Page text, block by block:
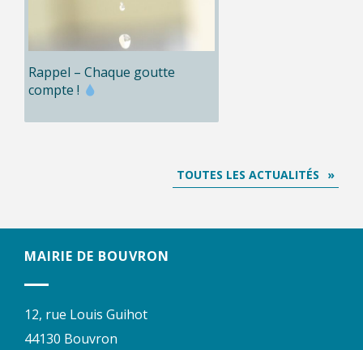
Rappel – Chaque goutte
compte !
TOUTES LES ACTUALITÉS
MAIRIE DE BOUVRON
12, rue Louis Guihot
44130 Bouvron